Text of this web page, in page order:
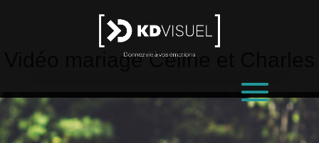
mariage Céline et Charles